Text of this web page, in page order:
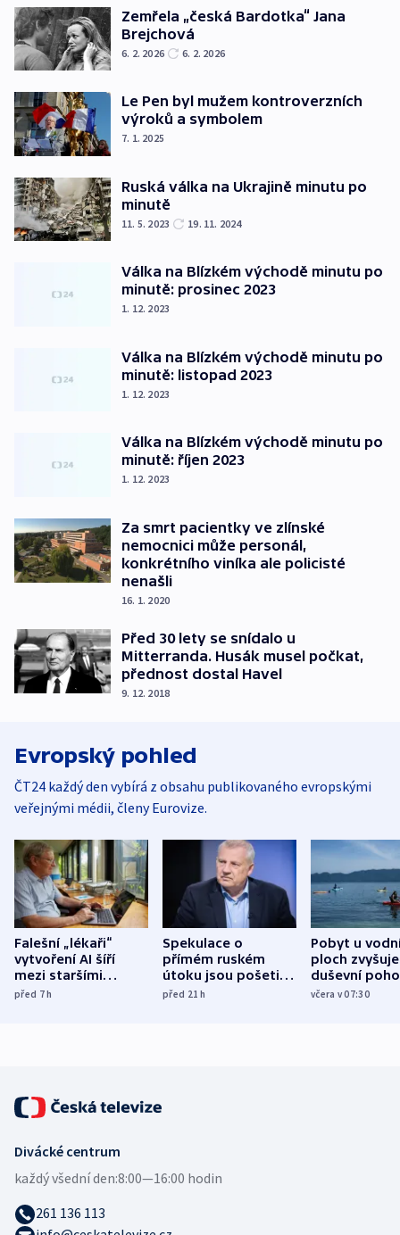
Zemřela „česká Bardotka“ Jana
Brejchová
6. 2. 2026 6. 2. 2026
Le Pen byl mužem kontroverzních
výroků a symbolem
7. 1. 2025
Ruská válka na Ukrajině minutu po
minutě
11. 5. 2023 19. 11. 2024
Válka na Blízkém východě minutu po
minutě: prosinec 2023
1. 12. 2023
Válka na Blízkém východě minutu po
minutě: listopad 2023
1. 12. 2023
Válka na Blízkém východě minutu po
minutě: říjen 2023
1. 12. 2023
Za smrt pacientky ve zlínské
nemocnici může personál,
konkrétního viníka ale policisté
nenašli
16. 1. 2020
Před 30 lety se snídalo u
Mitterranda. Husák musel počkat,
přednost dostal Havel
9. 12. 2018
Evropský pohled
ČT24 každý den vybírá z obsahu publikovaného evropskými
veřejnými médii, členy Eurovize.
Falešní „lékaři“
vytvoření AI šíří
mezi staršími
Poláky nebezpečné
před 7h
Spekulace o
přímém ruském
útoku jsou pošetilé,
míní estonský
před 21h
Pobyt u
ploch zvyšuje
duševní
ukázala
včera v 07:30
Divácké centrum
každý všední den:8:00—16:00 hodin
261 136 113